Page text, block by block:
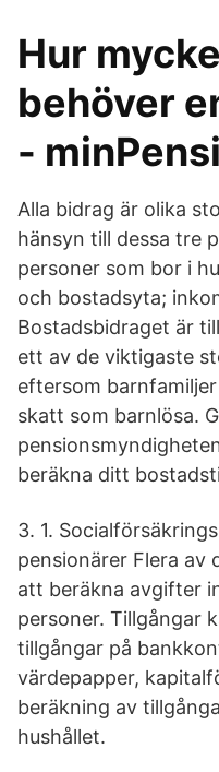
Hur
behöver
-
Alla bidrag är olika
hänsyn till dessa tre
personer som bor i
och bostadsyta;
Bostadsbidraget är
ett av de viktigaste
eftersom
skatt som barnlösa.
beräkna ditt
3. 1.
pensionärer Flera av
att beräkna avgifter
personer. Tillgångar
tillgångar på
värdepapper,
beräkning av
hushållet.